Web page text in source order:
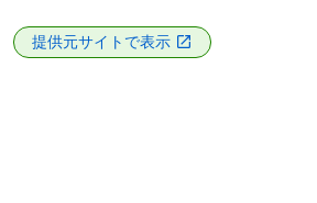
提供元サイトで表示